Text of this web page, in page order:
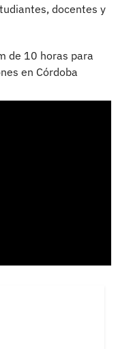
docentes y
de 10 horas para
en Córdoba